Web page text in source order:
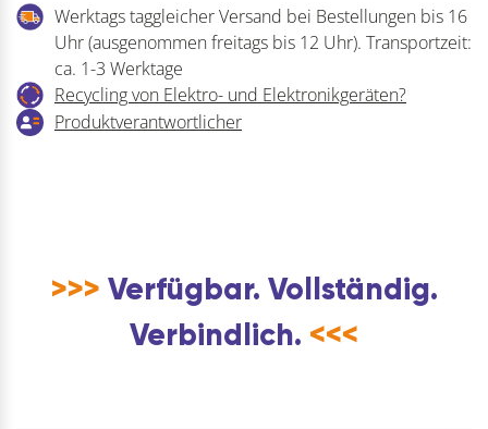
MengeWerktags taggleicher Versand bei Bestellungen bis 16
Uhr (ausgenommen freitags bis 12 Uhr). Transportzeit:
ca. 1-3 Werktage
Recycling von Elektro- und Elektronikgeräten?
Produktverantwortlicher
>>> Verfügbar. Vollständig.
Verbindlich. <<<